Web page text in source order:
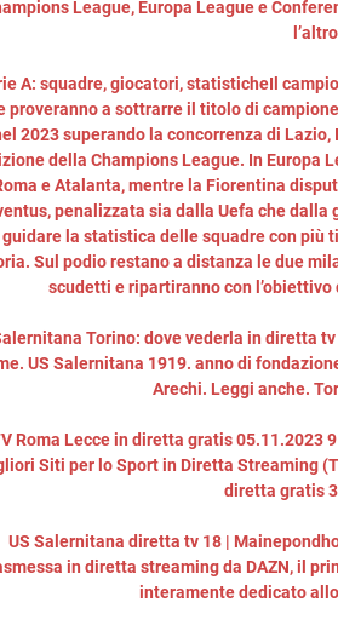
League, Europa League e
A: squadre, giocatori, statisticheIl
proveranno a sottrarre il titolo di
2023 superando la concorrenza di
della Champions League. In Europa
e Atalanta, mentre la Fiorentina
penalizzata sia dalla Uefa che
guidare la statistica delle squadre con
Sul podio restano a distanza le due
scudetti e ripartiranno con
Torino: dove vederla in diretta
US Salernitana 1919. anno di
Arechi. Leggi anche.
Roma Lecce in diretta gratis 05.11.2023
Siti per lo Sport in Diretta Streaming
diretta gratis 3
US Salernitana diretta tv 18 |
in diretta streaming da DAZN, il
interamente dedicato allo